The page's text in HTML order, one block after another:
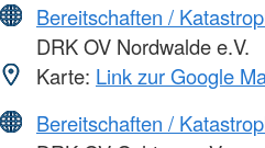
Bereitschaften /
DRK OV Nordwalde e.V.
Karte: Link zur Google
Bereitschaften /